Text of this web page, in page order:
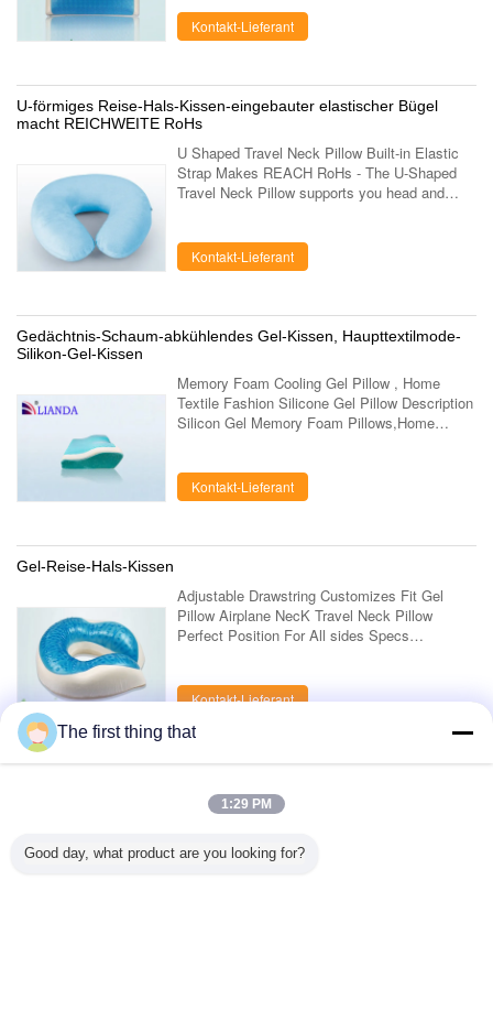
Fabric Core 100% ...
Kontakt-Lieferant
U-förmiges Reise-Hals-Kissen-eingebauter elastischer Bügel
macht REICHWEITE RoHs
U Shaped Travel Neck Pillow Built-in Elastic
Strap Makes REACH RoHs - The U-Shaped
Travel Neck Pillow supports you head and
Kontakt-Lieferant
Gedächtnis-Schaum-abkühlendes Gel-Kissen, Haupttextilmode-
Silikon-Gel-Kissen
Memory Foam Cooling Gel Pillow , Home
Textile Fashion Silicone Gel Pillow Description
Silicon Gel Memory Foam Pillows,Home
...
Kontakt-Lieferant
Gel-Reise-Hals-Kissen
Adjustable Drawstring Customizes Fit Gel
Pillow Airplane NecK Travel Neck Pillow
Perfect Position For All sides Specs
Travel ....
Kontakt-Lieferant
1 / 8
Sehen Sie alles Produkte > an;
The first thing that
1:29 PM
Good day, what product are you looking for?